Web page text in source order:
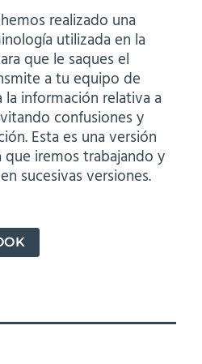
realizado una
utilizada en la
que le saques el
a tu equipo de
información relativa a
confusiones y
Esta es una versión
que iremos trabajando y
sucesivas versiones.